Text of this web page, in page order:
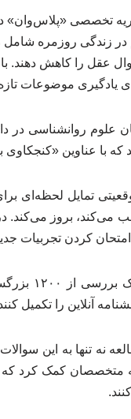
تخصصی «پلاس‌وان»
در زندگی روزمره
عقل را کاهش دهند.
یادگیری موضوعات
علوم روانشناسی در
که با عناوین
تمایل لحظه‌ای
می‌کند، بروز می‌کند.
امتحان کردن تجربیات
را تکمیل کنند و از هر داوطلب ۶۳
نه‌ تنها به این
به متخصصان کمک کرد